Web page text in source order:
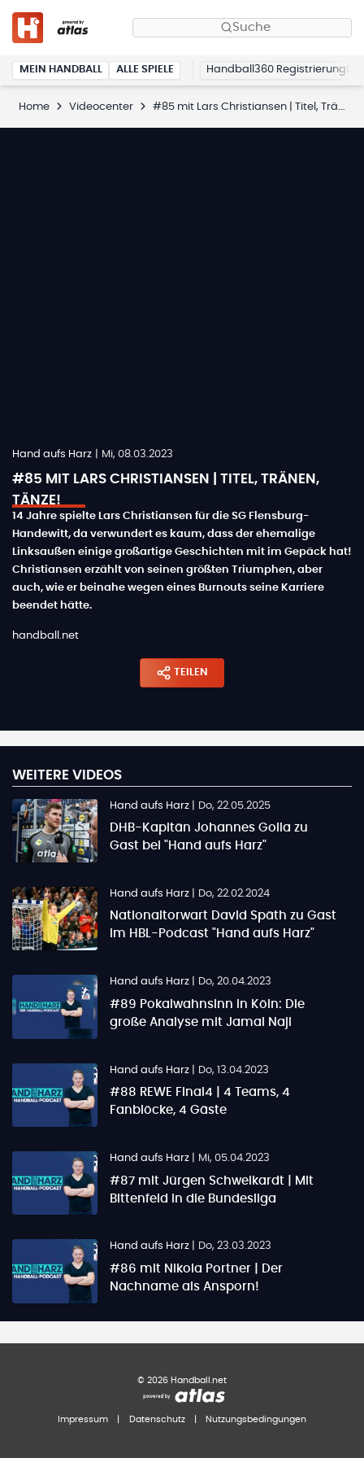
Suche
MEIN HANDBALL ALLE SPIELE Handball360 Registrierung
Home Videocenter #85 mit Lars Christiansen | Titel, Tränen, Tänze!
Hand aufs Harz Mi, 08.03.2023
#85 MIT LARS CHRISTIANSEN | TITEL, TRÄNEN,
TÄNZE!
14 Jahre spielte Lars Christiansen für die SG Flensburg-
Handewitt, da verwundert es kaum, dass der ehemalige
Linksaußen einige großartige Geschichten mit im Gepäck hat!
Christiansen erzählt von seinen größten Triumphen, aber
auch, wie er beinahe wegen eines Burnouts seine Karriere
beendet hätte.
handball.net
TEILEN
WEITERE VIDEOS
Hand aufs Harz Do, 22.05.2025
DHB-Kapitän Johannes Golla zu
Gast bei "Hand aufs Harz"
Hand aufs Harz Do, 22.02.2024
Nationaltorwart David Späth zu Gast
im HBL-Podcast "Hand aufs Harz"
Hand aufs Harz Do, 20.04.2023
#89 Pokalwahnsinn in Köln: Die
große Analyse mit Jamal Naji
Hand aufs Harz Do, 13.04.2023
#88 REWE Final4 | 4 Teams, 4
Fanblöcke, 4 Gäste
Hand aufs Harz Mi, 05.04.2023
#87 mit Jürgen Schweikardt | Mit
Bittenfeld in die Bundesliga
Hand aufs Harz Do, 23.03.2023
#86 mit Nikola Portner | Der
Nachname als Ansporn!
© 2026 Handball.net
Impressum Datenschutz Nutzungsbedingungen